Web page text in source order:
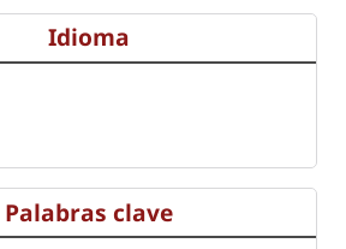
Idioma
Palabras clave